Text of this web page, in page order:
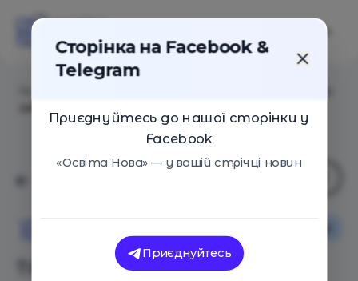
ТРВЗ і мистецтво, або Як
Сторінка на Facebook &
Telegram
Приєднуйтесь до нашої сторінки у
Facebook
«Освіта Нова» — у вашій стрічці новин
Приєднуйтесь